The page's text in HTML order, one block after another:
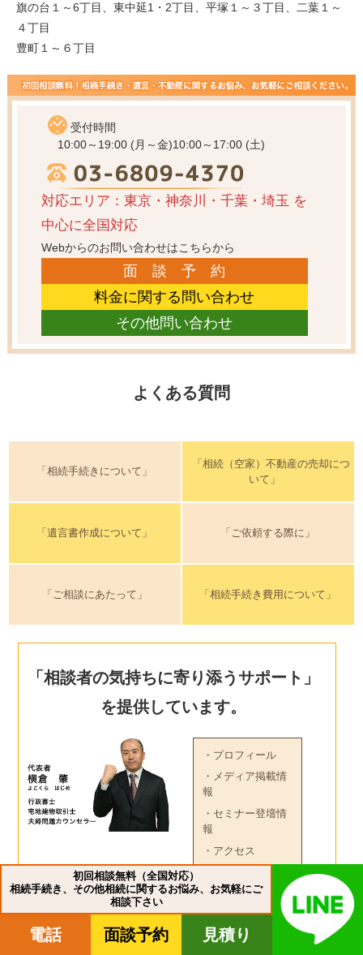
旗の台１～6丁目、東中延1・2丁目、平塚１～３丁目、二葉１～
４丁目
豊町１～６丁目
受付時間
10:00～19:00 (月～金)10:00～17:00 (土)
対応エリア：東京・神奈川・千葉・埼玉 を
中心に全国対応
Webからのお問い合わせはこちらから
面 談 予 約
料金に関する問い合わせ
その他問い合わせ
よくある質問
「相続手続きについて」
「相続（空家）不動産の売却につ
いて」
「遺言書作成について」 「ご依頼する際に」
「ご相談にあたって」 「相続手続き費用について」
「相談者の気持ちに寄り添うサポート」
を提供しています。
・プロフィール
・メディア掲載情
報
・セミナー登壇情
報
・アクセス
初回相談無料（全国対応）
相続手続き、その他相続に関するお悩み、お気軽にご
相談下さい
電話 面談予約 見積り